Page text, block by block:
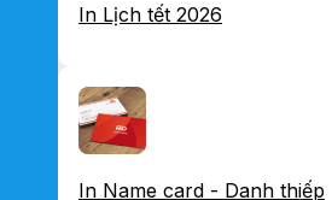
In Lịch tết 2026
In Name card - Danh thiếp